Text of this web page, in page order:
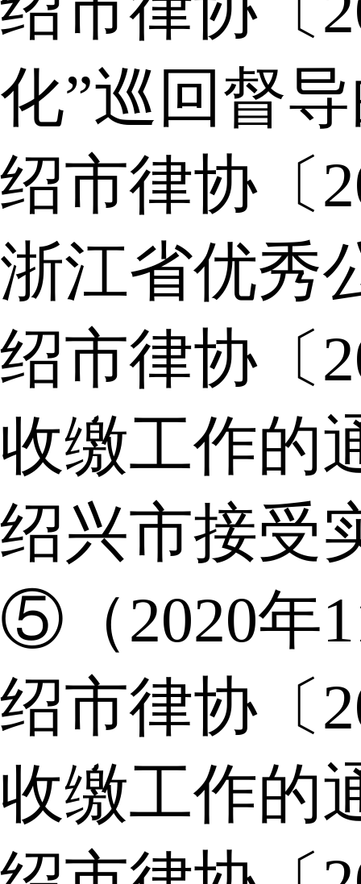
化”巡回督
绍市律协〔
浙江省优秀
绍市律协〔
收缴工作的
绍兴市接受
⑤（2020年
绍市律协〔
收缴工作的